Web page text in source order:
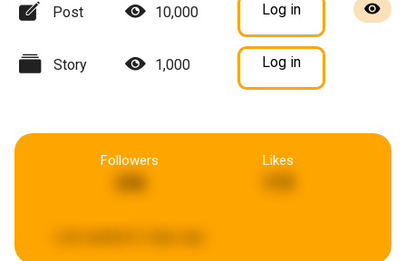
Post 10,000 Log in
Story 1,000 Log in
Followers Likes